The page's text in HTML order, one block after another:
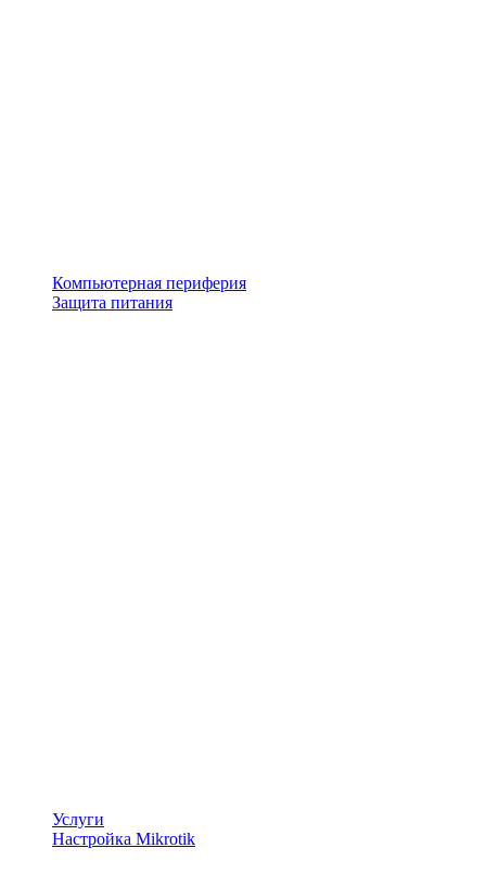
Компьютерная периферия
Защита питания
Услуги
Настройка Mikrotik